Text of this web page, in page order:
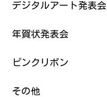
デジタルアート発表会
年賀状発表会
ピンクリボン
その他